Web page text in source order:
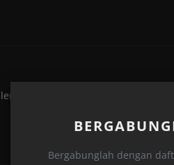
Bergabunglah dengan